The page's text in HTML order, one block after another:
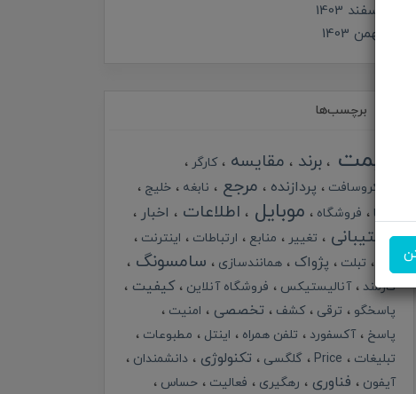
اسفند 1403
بهمن 1403
برچسب‌ها
قیمت برند مقایسه
کارگر
مایکروسافت
پردازنده مرجع نابغه
خلیج
گرما
فروشگاه موبایل اطلاعات اخبار
پشتیبانی تغییر منابع ارتباطات
اینترنت
تبلت پژواک همانندسازی سامسونگ
کارمند آنالیستیکس فروشگاه آنلاین کیفیت
پاسخگو ترقی کشف تخصصی
امنیت
پاسخ
آکسفورد تلفن همراه اینتل
مطبوعات
تبلیغات
Price گلگسی تکنولوژی
دانشمندان
آیفون
فناوری رهگیری فعالیت حساس